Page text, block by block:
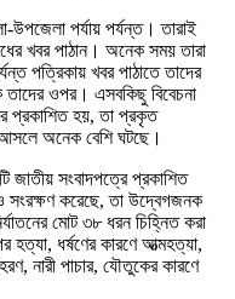
উপজেলা পর্যায় পর্যন্ত। তারাই
খবর পাঠান। অনেক সময় তারা
পত্রিকায় খবর পাঠাতে তাদের
তাদের ওপর। এসবকিছু বিবেচনা
প্রকাশিত হয়, তা প্রকৃত
আসলে অনেক বেশি ঘটছে।
জাতীয় সংবাদপত্রে প্রকাশিত
সংরক্ষণ করেছে, তা উদ্বেগজনক
মোট ৩৮ ধরন চিহ্নিত করা
হত্যা, ধর্ষণের কারণে আত্মহত্যা,
নারী পাচার, যৌতুকের কারণে